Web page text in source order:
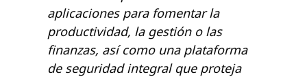
aplicaciones para fomentar la
productividad, la gestión o las
finanzas, así como una plataforma
de seguridad integral que proteja